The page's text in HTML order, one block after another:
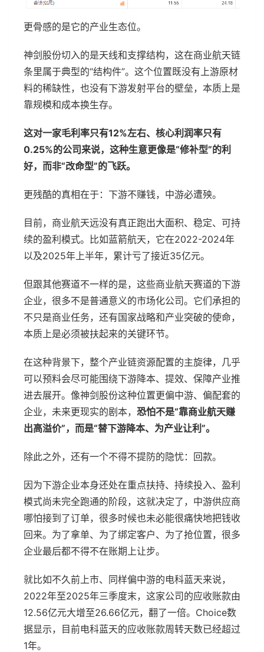
更骨感的是它的产业生态位。
神剑股份切入的是天线和支撑结构，这在商业航天链
条里属于典型的“结构件”。这个位置既没有上游原材
料的稀缺性，也没有下游发射平台的壁垒，本质上是
靠规模和成本换生存。
这对一家毛利率只有12%左右、核心利润率只有
0.25%的公司来说，这种生意更像是“修补型”的利
好，而非“改命型”的飞跃。
更残酷的真相在于：下游不赚钱，中游必遭殃。
目前，商业航天远没有真正跑出大面积、稳定、可持
续的盈利模式。比如蓝箭航天，它在2022-2024年
以及2025年上半年，累计亏了接近35亿元。
但跟其他赛道不一样的是，这些商业航天赛道的下游
企业，很多不是普通意义的市场化公司。它们承担的
不只是商业任务，还有国家战略和产业突破的使命，
本质上是必须被扶起来的关键环节。
在这种背景下，整个产业链资源配置的主旋律，几乎
可以预料会尽可能围绕下游降本、提效、保障产业推
进去展开。像神剑股份这种位置更偏中游、偏配套的
企业，未来更现实的剧本， 恐怕不是“靠商业航天赚
出高溢价”，而是“替下游降本、为产业让利”。
除此之外，还有一个不得不提防的隐忧：回款。
因为下游企业本身还处在重点扶持、持续投入、盈利
模式尚未完全跑通的阶段，这就决定了，中游供应商
哪怕接到了订单，很多时候也未必能很痛快地把钱收
回来。为了拿单、为了绑定客户、为了抢位置，很多
企业最后都不得不在账期上让步。
就比如不久前上市、同样偏中游的电科蓝天来说，
2022年至2025年三季度末，这家公司的应收账款由
12.56亿元大增至26.66亿元，翻了一倍。Choice数
据显示，目前电科蓝天的应收账款周转天数已经超过
1年。